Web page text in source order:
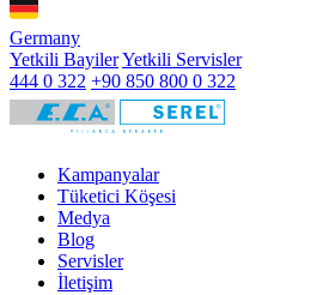
Germany
Yetkili BayilerYetkili Servisler
444 0 322 +90 850 800 0 322
Kampanyalar
Tüketici Köşesi
Medya
Blog
Servisler
İletişim